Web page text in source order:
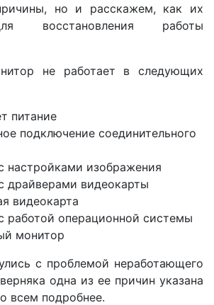
но и расскажем, как их
восстановления работы
не работает в следующих
питание
подключение соединительного
настройками изображения
драйверами видеокарты
видеокарта
работой операционной системы
монитор
с проблемой неработающего
одна из ее причин указана
всем подробнее.